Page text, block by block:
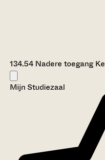
134.54 Nadere toegang
Mijn Studiezaal